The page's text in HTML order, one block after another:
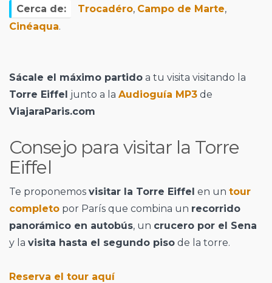
Cerca de: Trocadéro, Campo de Marte,
Cinéaqua.
Sácale el máximo partido a tu visita visitando la
Torre Eiffel junto a la Audioguía MP3 de
ViajaraParis.com
Consejo para visitar la Torre
Eiffel
Te proponemos visitar la Torre Eiffel en un tour
completo por París que combina un recorrido
panorámico en autobús, un crucero por el Sena
y la visita hasta el segundo piso de la torre.
Reserva el tour aquí